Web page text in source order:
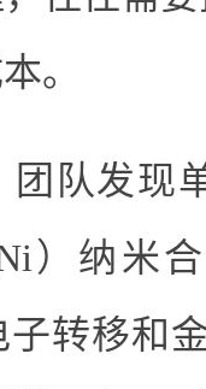
。
团队发现
）纳米
子转移和